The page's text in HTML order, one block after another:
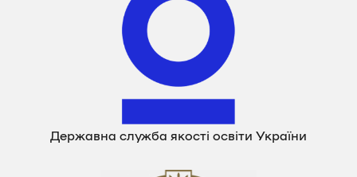
Державна служба якості освіти України